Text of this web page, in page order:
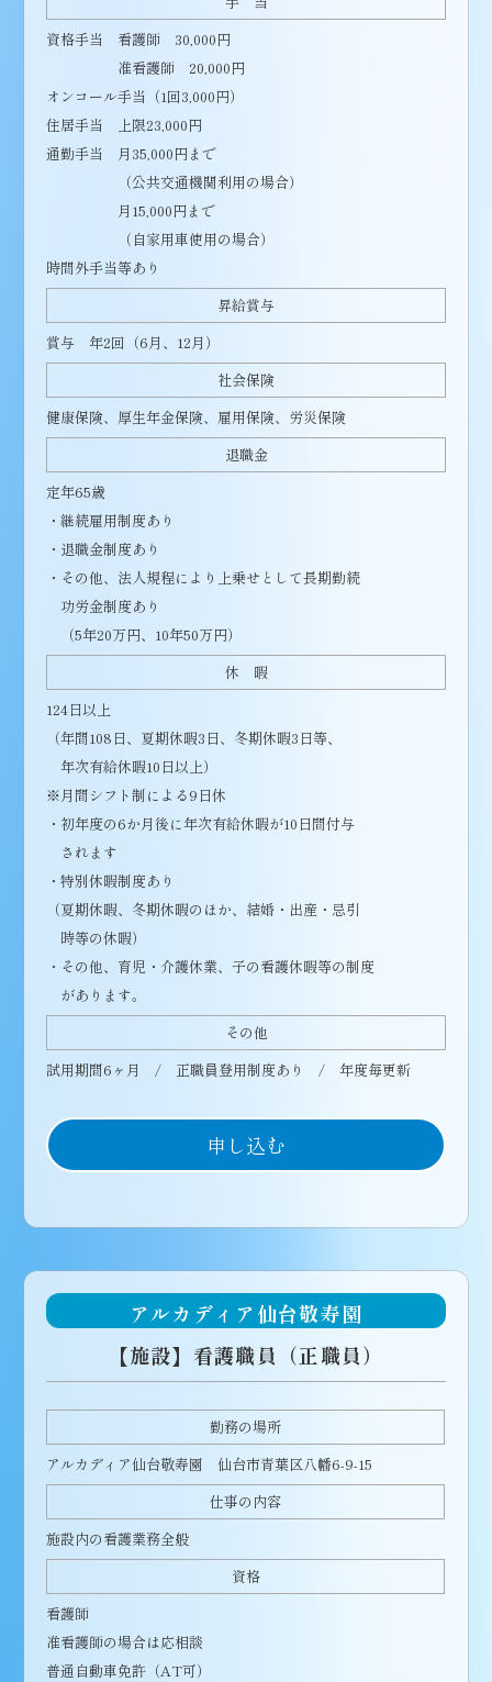
資格手当 看護師 30,000円
准看護師 20,000円
オンコール手当（1回3,000円）
住居手当 上限23,000円
通勤手当 月35,000円まで
（公共交通機関利用の場合）
月15,000円まで
（自家用車使用の場合）
時間外手当等あり
昇給賞与
賞与 年2回（6月、12月）
社会保険
健康保険、厚生年金保険、雇用保険、労災保険
退職金
定年65歳
・継続雇用制度あり
・退職金制度あり
・その他、法人規程により上乗せとして長期勤続
功労金制度あり
（5年20万円、10年50万円）
休 暇
124日以上
（年間108日、夏期休暇3日、冬期休暇3日等、
年次有給休暇10日以上）
※月間シフト制による9日休
・初年度の6か月後に年次有給休暇が10日間付与
されます
・特別休暇制度あり
（夏期休暇、冬期休暇のほか、結婚・出産・忌引
時等の休暇）
・その他、育児・介護休業、子の看護休暇等の制度
があります。
その他
試用期間6ヶ月 / 正職員登用制度あり / 年度毎更新
申し込む
アルカディア仙台敬寿園
【施設】看護職員（正職員）
勤務の場所
アルカディア仙台敬寿園 仙台市青葉区八幡6-9-15
仕事の内容
施設内の看護業務全般
資格
看護師
准看護師の場合は応相談
普通自動車免許（AT可）